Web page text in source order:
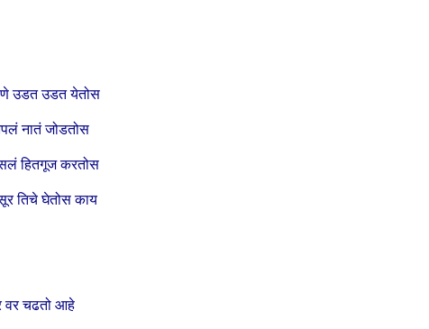
उडत उडत येतोस
नातं जोडतोस
हितगूज करतोस
सूर तिचे घेतोस काय
वर चढतो आहे